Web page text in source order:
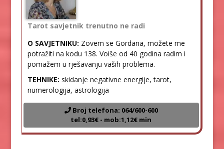
Tarot savjetnik trenutno ne radi
O SAVJETNIKU: Zovem se Gordana, možete me
potražiti na kodu 138. Voiše od 40 godina radim i
pomažem u rješavanju vaših problema.
TEHNIKE: skidanje negativne energije, tarot,
numerologija, astrologija
Broj telefona: 064/600-600
tel:0,93€ - mob:1,12€ min